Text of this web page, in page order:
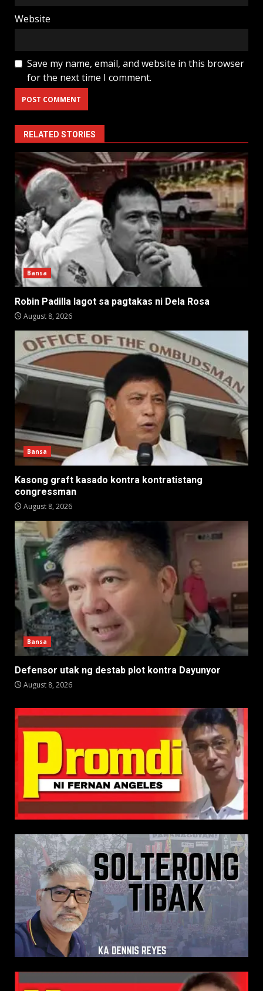
Website
Save my name, email, and website in this browser
for the next time I comment.
RELATED STORIES
Bansa
Robin Padilla lagot sa pagtakas ni Dela Rosa
August 8, 2026
Bansa
Kasong graft kasado kontra kontratistang
congressman
August 8, 2026
Bansa
Defensor utak ng destab plot kontra Dayunyor
August 8, 2026